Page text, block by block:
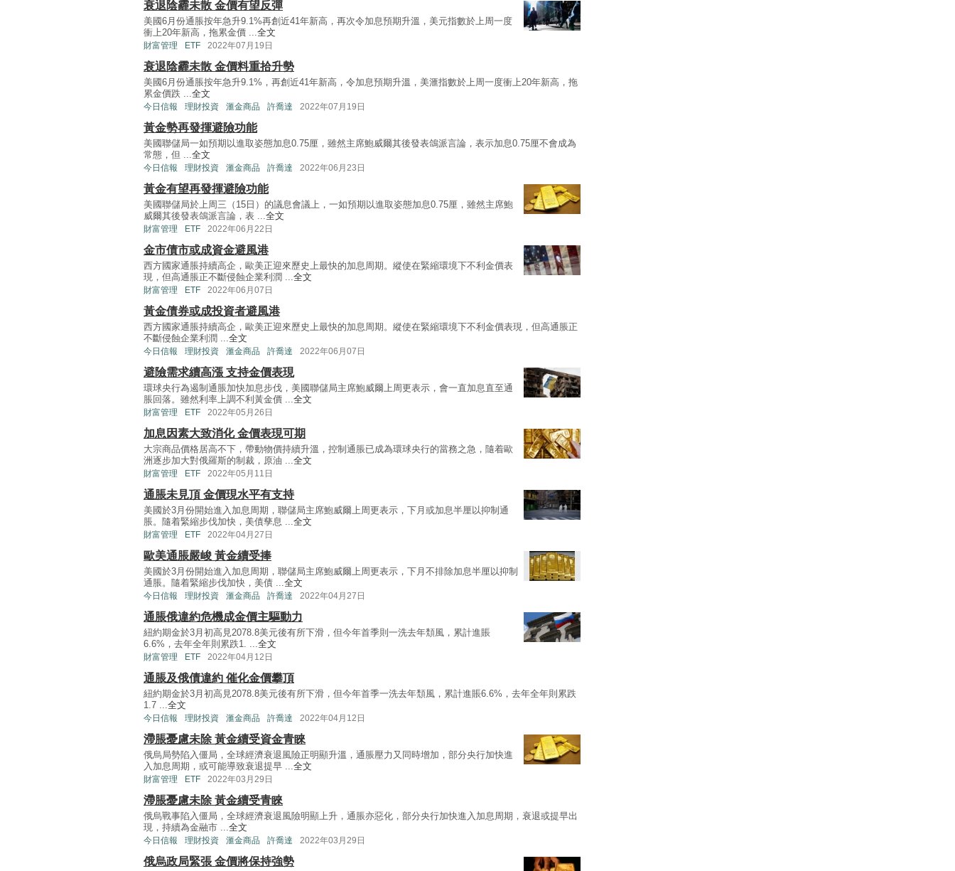
衰退陰霾未散 金價有望反彈
美國6月份通脹按年急升9.1%再創近41年新高，再次令加息預期升溫，美元指數於上周一度
衝上20年新高，拖累金價 ...全文
財富管理 ETF 2022年07月19日
衰退陰霾未散 金價料重拾升勢
美國6月份通脹按年急升9.1%，再創近41年新高，令加息預期升溫，美滙指數於上周一度衝上20年新高，拖
累金價跌 ...全文
今日信報 理財投資 滙金商品 許喬達 2022年07月19日
黃金勢再發揮避險功能
美國聯儲局一如預期以進取姿態加息0.75厘，雖然主席鮑威爾其後發表鴿派言論，表示加息0.75厘不會成為
常態，但 ...全文
今日信報 理財投資 滙金商品 許喬達 2022年06月23日
黃金有望再發揮避險功能
美國聯儲局於上周三（15日）的議息會議上，一如預期以進取姿態加息0.75厘，雖然主席鮑
威爾其後發表鴿派言論，表 ...全文
財富管理 ETF 2022年06月22日
金市債市或成資金避風港
西方國家通脹持續高企，歐美正迎來歷史上最快的加息周期。縱使在緊縮環境下不利金價表
現，但高通脹正不斷侵蝕企業利潤 ...全文
財富管理 ETF 2022年06月07日
黃金債券或成投資者避風港
西方國家通脹持續高企，歐美正迎來歷史上最快的加息周期。縱使在緊縮環境下不利金價表現，但高通脹正
不斷侵蝕企業利潤 ...全文
今日信報 理財投資 滙金商品 許喬達 2022年06月07日
避險需求續高漲 支持金價表現
環球央行為遏制通脹加快加息步伐，美國聯儲局主席鮑威爾上周更表示，會一直加息直至通
脹回落。雖然利率上調不利黃金價 ...全文
財富管理 ETF 2022年05月26日
加息因素大致消化 金價表現可期
大宗商品價格居高不下，帶動物價持續升溫，控制通脹已成為環球央行的當務之急，隨着歐
洲逐步加大對俄羅斯的制裁，原油 ...全文
財富管理 ETF 2022年05月11日
通脹未見頂 金價現水平有支持
美國於3月份開始進入加息周期，聯儲局主席鮑威爾上周更表示，下月或加息半厘以抑制通
脹。隨着緊縮步伐加快，美債孳息 ...全文
財富管理 ETF 2022年04月27日
歐美通脹嚴峻 黃金續受捧
美國於3月份開始進入加息周期，聯儲局主席鮑威爾上周更表示，下月不排除加息半厘以抑制
通脹。隨着緊縮步伐加快，美債 ...全文
今日信報 理財投資 滙金商品 許喬達 2022年04月27日
通脹俄違約危機成金價主驅動力
紐約期金於3月初高見2078.8美元後有所下滑，但今年首季則一洗去年頽風，累計進賬
6.6%，去年全年則累跌1. ...全文
財富管理 ETF 2022年04月12日
通脹及俄債違約 催化金價攀頂
紐約期金於3月初高見2078.8美元後有所下滑，但今年首季一洗去年頹風，累計進賬6.6%，去年全年則累跌
1.7 ...全文
今日信報 理財投資 滙金商品 許喬達 2022年04月12日
滯脹憂慮未除 黃金續受資金青睞
俄烏局勢陷入僵局，全球經濟衰退風險正明顯升溫，通脹壓力又同時增加，部分央行加快進
入加息周期，或可能導致衰退提早 ...全文
財富管理 ETF 2022年03月29日
滯脹憂慮未除 黃金續受青睞
俄烏戰事陷入僵局，全球經濟衰退風險明顯上升，通脹亦惡化，部分央行加快進入加息周期，衰退或提早出
現，持續為金融市 ...全文
今日信報 理財投資 滙金商品 許喬達 2022年03月29日
俄烏政局緊張 金價將保持強勢